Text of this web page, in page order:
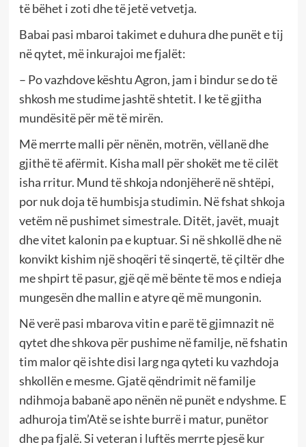
të bëhet i zoti dhe të jetë vetvetja.
Babai pasi mbaroi takimet e duhura dhe punët e tij
në qytet, më inkurajoi me fjalët:
– Po vazhdove kështu Agron, jam i bindur se do të
shkosh me studime jashtë shtetit. I ke të gjitha
mundësitë për më të mirën.
Më merrte malli për nënën, motrën, vëllanë dhe
gjithë të afërmit. Kisha mall për shokët me të cilët
isha rritur. Mund të shkoja ndonjëherë në shtëpi,
por nuk doja të humbisja studimin. Në fshat shkoja
vetëm në pushimet simestrale. Ditët, javët, muajt
dhe vitet kalonin pa e kuptuar. Si në shkollë dhe në
konvikt kishim një shoqëri të sinqertë, të çiltër dhe
me shpirt të pasur, gjë që më bënte të mos e ndieja
mungesën dhe mallin e atyre që më mungonin.
Në verë pasi mbarova vitin e parë të gjimnazit në
qytet dhe shkova për pushime në familje, në fshatin
tim malor që ishte disi larg nga qyteti ku vazhdoja
shkollën e mesme. Gjatë qëndrimit në familje
ndihmoja babanë apo nënën në punët e ndyshme. E
adhuroja tim’Atë se ishte burrë i matur, punëtor
dhe pa fjalë. Si veteran i luftës merrte pjesë kur